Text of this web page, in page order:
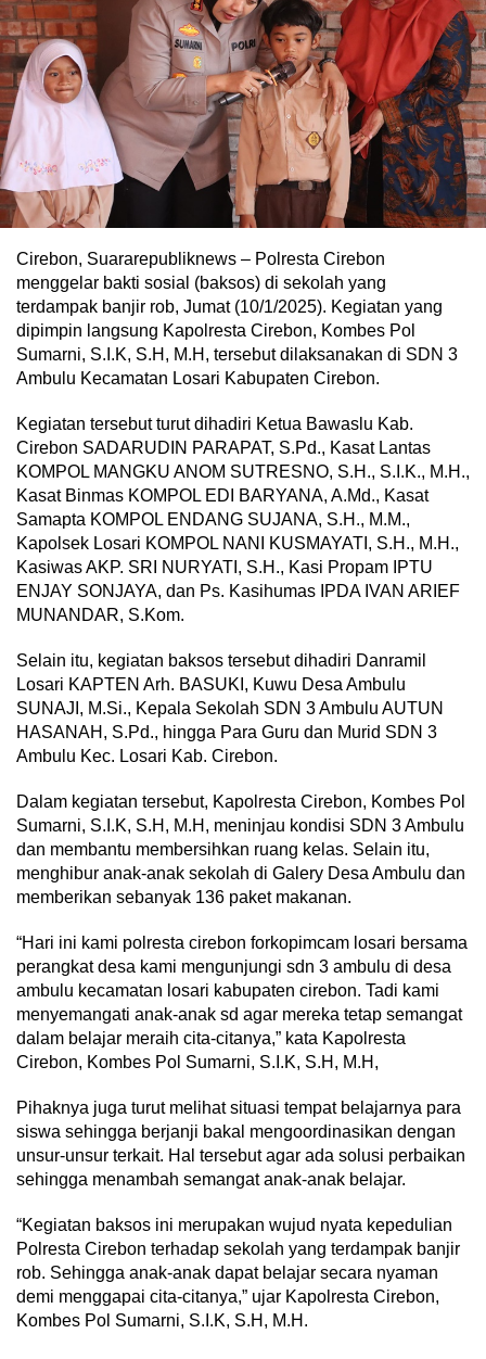
Cirebon, Suararepubliknews – Polresta Cirebon
menggelar bakti sosial (baksos) di sekolah yang
terdampak banjir rob, Jumat (10/1/2025). Kegiatan yang
dipimpin langsung Kapolresta Cirebon, Kombes Pol
Sumarni, S.I.K, S.H, M.H, tersebut dilaksanakan di SDN 3
Ambulu Kecamatan Losari Kabupaten Cirebon.
Kegiatan tersebut turut dihadiri Ketua Bawaslu Kab.
Cirebon SADARUDIN PARAPAT, S.Pd., Kasat Lantas
KOMPOL MANGKU ANOM SUTRESNO, S.H., S.I.K., M.H.,
Kasat Binmas KOMPOL EDI BARYANA, A.Md., Kasat
Samapta KOMPOL ENDANG SUJANA, S.H., M.M.,
Kapolsek Losari KOMPOL NANI KUSMAYATI, S.H., M.H.,
Kasiwas AKP. SRI NURYATI, S.H., Kasi Propam IPTU
ENJAY SONJAYA, dan Ps. Kasihumas IPDA IVAN ARIEF
MUNANDAR, S.Kom.
Selain itu, kegiatan baksos tersebut dihadiri Danramil
Losari KAPTEN Arh. BASUKI, Kuwu Desa Ambulu
SUNAJI, M.Si., Kepala Sekolah SDN 3 Ambulu AUTUN
HASANAH, S.Pd., hingga Para Guru dan Murid SDN 3
Ambulu Kec. Losari Kab. Cirebon.
Dalam kegiatan tersebut, Kapolresta Cirebon, Kombes Pol
Sumarni, S.I.K, S.H, M.H, meninjau kondisi SDN 3 Ambulu
dan membantu membersihkan ruang kelas. Selain itu,
menghibur anak-anak sekolah di Galery Desa Ambulu dan
memberikan sebanyak 136 paket makanan.
“Hari ini kami polresta cirebon forkopimcam losari bersama
perangkat desa kami mengunjungi sdn 3 ambulu di desa
ambulu kecamatan losari kabupaten cirebon. Tadi kami
menyemangati anak-anak sd agar mereka tetap semangat
dalam belajar meraih cita-citanya,” kata Kapolresta
Cirebon, Kombes Pol Sumarni, S.I.K, S.H, M.H,
Pihaknya juga turut melihat situasi tempat belajarnya para
siswa sehingga berjanji bakal mengoordinasikan dengan
unsur-unsur terkait. Hal tersebut agar ada solusi perbaikan
sehingga menambah semangat anak-anak belajar.
“Kegiatan baksos ini merupakan wujud nyata kepedulian
Polresta Cirebon terhadap sekolah yang terdampak banjir
rob. Sehingga anak-anak dapat belajar secara nyaman
demi menggapai cita-citanya,” ujar Kapolresta Cirebon,
Kombes Pol Sumarni, S.I.K, S.H, M.H.